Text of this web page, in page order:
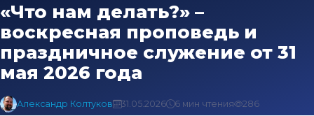
«Что нам делать?» –
воскресная проповедь и
праздничное служение от 31
мая 2026 года
Александр Колтуков 31.05.2026 6 мин чтения 286